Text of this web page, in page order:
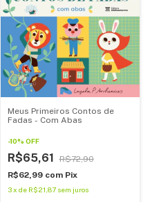
Meus Primeiros Contos de
Fadas - Com Abas
-10% OFF
R$65,61
R$72,90
R$62,99 com Pix
3 x de R$21,87 sem juros